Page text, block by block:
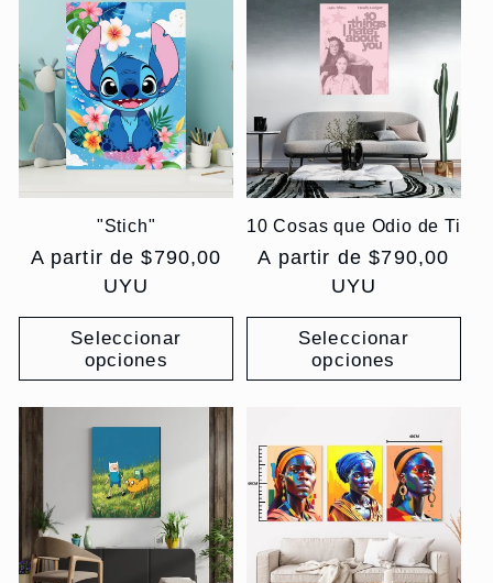
"Stich"
Precio
A partir de $790,00
UYU
Seleccionar
opciones
10 Cosas que Odio de Ti
Precio
A partir de $790,00
UYU
Seleccionar
opciones